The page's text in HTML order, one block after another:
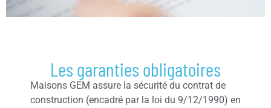
Les garanties obligatoires
Maisons GEM assure la sécurité du contrat de
construction (encadré par la loi du 9/12/1990) en